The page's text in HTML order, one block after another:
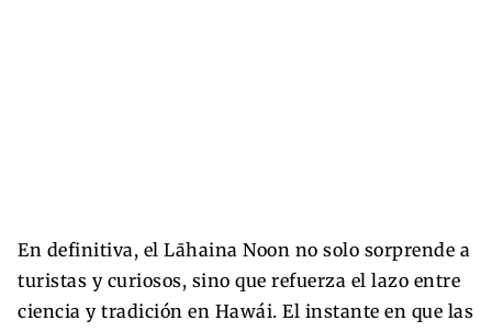
En definitiva, el Lāhaina Noon no solo sorprende a
turistas y curiosos, sino que refuerza el lazo entre
ciencia y tradición en Hawái. El instante en que las